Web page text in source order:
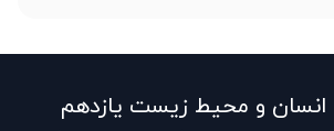
انسان و محیط زیست یازدهم